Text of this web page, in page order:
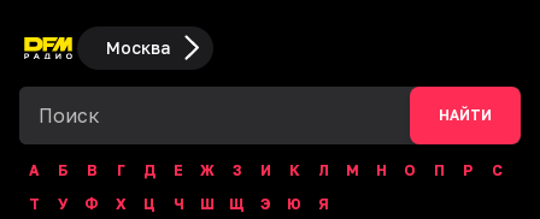
Москва
НАЙТИ
А Б В Г Д Е Ж З И К Л М Н О П Р
С
Т
У Ф Х Ц Ч Ш Щ Э Ю
Я